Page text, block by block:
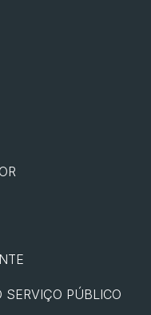
SERVIÇO PÚBLICO